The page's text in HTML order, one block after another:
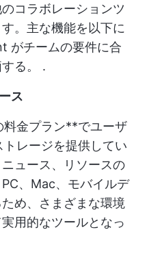
コラボレーションツ
。主な機能を以下に
がチームの要件に合
る。
.
ス
金プラン**でユーザ
レージを提供してい
ュース、リソースの
、Mac、モバイルデ
め、さまざまな環境
用的なツールとなっ